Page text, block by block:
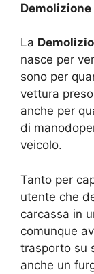
La
nasce per
sono per
vettura
anche per
di
veicolo.
Tanto per
utente che
carcassa in
comunque
trasporto su
anche un